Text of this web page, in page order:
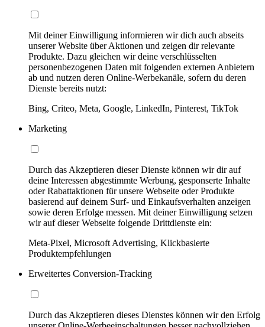
Mit deiner Einwilligung informieren wir dich auch abseits
unserer Website über Aktionen und zeigen dir relevante
Produkte. Dazu gleichen wir deine verschlüsselten
personenbezogenen Daten mit folgenden externen Anbietern
ab und nutzen deren Online-Werbekanäle, sofern du deren
Dienste bereits nutzt:
Bing, Criteo, Meta, Google, LinkedIn, Pinterest, TikTok
Marketing
Durch das Akzeptieren dieser Dienste können wir dir auf
deine Interessen abgestimmte Werbung, gesponserte Inhalte
oder Rabattaktionen für unsere Webseite oder Produkte
basierend auf deinem Surf- und Einkaufsverhalten anzeigen
sowie deren Erfolge messen. Mit deiner Einwilligung setzen
wir auf dieser Webseite folgende Drittdienste ein:
Meta-Pixel, Microsoft Advertising, Klickbasierte
Produktempfehlungen
Erweitertes Conversion-Tracking
Durch das Akzeptieren dieses Dienstes können wir den Erfolg